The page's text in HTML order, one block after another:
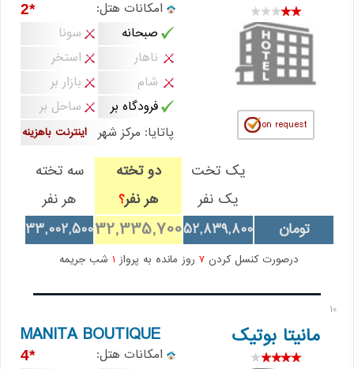
امکانات هتل: *2
صبحانه
سونا
ناهار
استخر
شام
بازار بر
فرودگاه بر
ساحل بر
اینترنت باهزینه پاتایا: مرکز شهر
یک تخت
یک نفر
دو تخته
هر نفر؟
سه تخته
هر نفر
تومان
52,839,800
32,335,700
33,002,500
درصورت کنسل کردن 7 روز مانده به پرواز شب جریمه
10
مانیتا بوتیک MANITA BOUTIQUE
امکانات هتل: *4